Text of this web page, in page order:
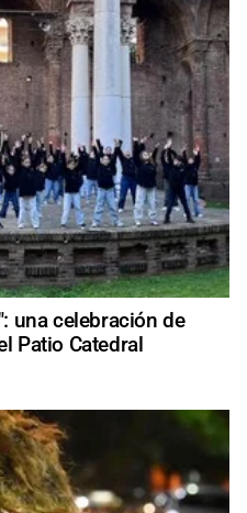
una celebración de
Patio Catedral